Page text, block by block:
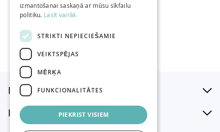
Iepirkšanās palīgs
Par mums
izmantošanai saskaņā ar mūsu sīkfailu
politiku. Lasīt vairāk
STRIKTI NEPIECIEŠAMIE
VEIKTSPĒJAS
MĒRĶA
FUNKCIONALITĀTES
PIEKRIST VISIEM